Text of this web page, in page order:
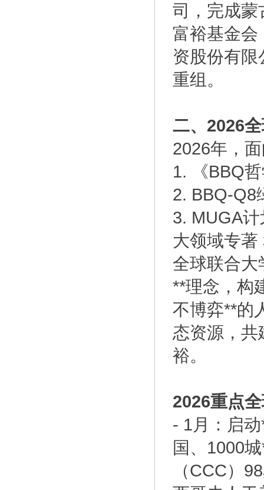
司，完成蒙
富裕基金会
资股份有
重组。
二、2026
2026年，
1. 《BBQ
2.
3. MUGA
大领域专
全球联合大
**理念，构
不博弈**的
态资源，共
裕。
2026重点
- 1月：启
国、1000
（CCC）